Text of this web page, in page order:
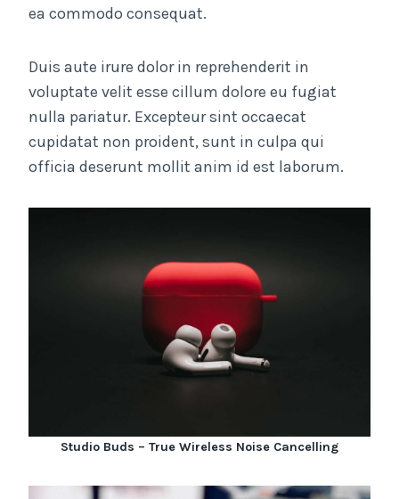
ea commodo consequat.
Duis aute irure dolor in reprehenderit in
voluptate velit esse cillum dolore eu fugiat
nulla pariatur. Excepteur sint occaecat
cupidatat non proident, sunt in culpa qui
officia deserunt mollit anim id est laborum.
Studio Buds – True Wireless Noise Cancelling